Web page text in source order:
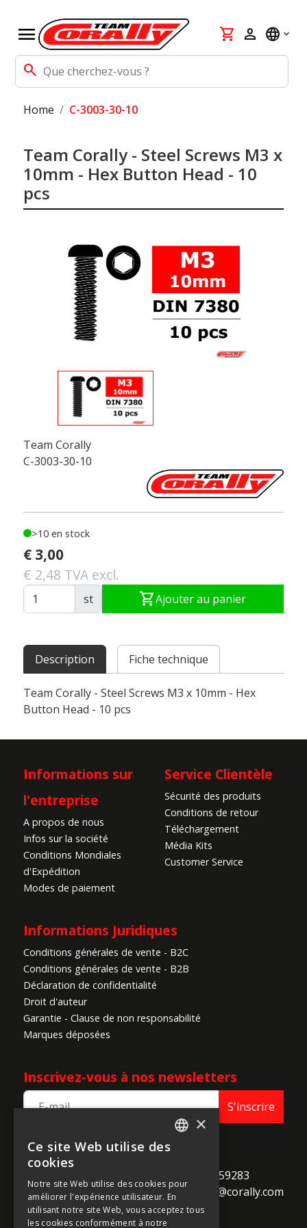
menu
search
shopping_cart person language
Home C-3003-30-10
Team Corally - Steel Screws M3 x
10mm - Hex Button Head - 10
pcs
Team Corally
C-3003-30-10
>10 en stock
€ 3,00
€ 2,48 TVA excl.
st shopping_cartAjouter au panier
Description Fiche technique
Team Corally - Steel Screws M3 x 10mm - Hex
Button Head - 10 pcs
Informations sur
l'entreprise
A propos de nous
Infos sur la société
Conditions Mondiales
d'Expédition
Modes de paiement
Service Clientèle
Sécurité des produits
Conditions de retour
Téléchargement
Média Kits
Customer Service
Informations Juridiques
Conditions générales de vente - B2C
Conditions générales de vente - B2B
Déclaration de confidentialité
Droit d'auteur
Garantie - Clause de non responsabilité
Marques déposées
Inscrivez-vous à nos newsletters
S'inscrire
TEAM CORALLY
B-2250 Olen
Belgium
call +32 14 259283
alternate_email support@corally.com
×
Ce site Web utilise des
cookies
Notre site Web utilise des cookies pour
améliorer l'expérience utilisateur. En
utilisant notre site Web, vous acceptez tous
les cookies conformément à notre